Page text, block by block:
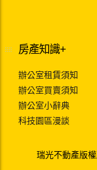
房產知識+
辦公室租賃須知
辦公室買賣須知
辦公室小辭典
科技園區漫談
瑞光不動產版